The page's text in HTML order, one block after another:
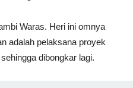
Waras. Heri ini omnya
adalah pelaksana proyek
dibongkar lagi.